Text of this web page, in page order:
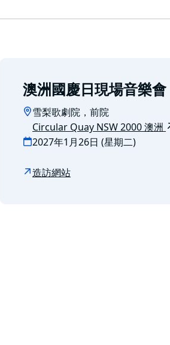
澳洲國慶日現場音樂會
雪梨歌劇院，前院
Circular Quay NSW 2000 澳洲
2027年1月26日 (星期二)
造訪網站